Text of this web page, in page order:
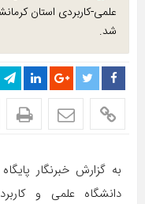
شد.
به گزارش خبرنگار
دانشگاه علمی و